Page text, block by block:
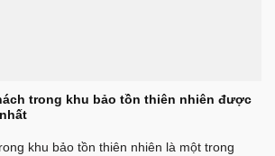
trong khu bảo tồn thiên nhiên được
khu bảo tồn thiên nhiên là một trong